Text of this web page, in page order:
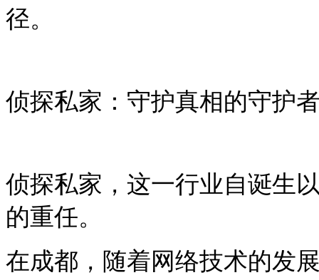
径。
侦探私家：守护真相的守护
侦探私家，这一行业自诞生
的重任。
在成都，随着网络技术的发